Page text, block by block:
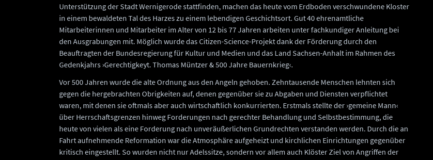
Unterstützung der Stadt Wernigerode stattfinden, machen das heute vom Erdboden verschwundene Kloster
in einem bewaldeten Tal des Harzes zu einem lebendigen Geschichtsort. Gut 40 ehrenamtliche
Mitarbeiterinnen und Mitarbeiter im Alter von 12 bis 77 Jahren arbeiten unter fachkundiger Anleitung bei
den Ausgrabungen mit. Möglich wurde das Citizen-Science-Projekt dank der Förderung durch den
Beauftragten der Bundesregierung für Kultur und Medien und das Land Sachsen-Anhalt im Rahmen des
Gedenkjahrs ›Gerechtigkeyt. Thomas Müntzer & 500 Jahre Bauernkrieg‹.
Vor 500 Jahren wurde die alte Ordnung aus den Angeln gehoben. Zehntausende Menschen lehnten sich
gegen die hergebrachten Obrigkeiten auf, denen gegenüber sie zu Abgaben und Diensten verpflichtet
waren, mit denen sie oftmals aber auch wirtschaftlich konkurrierten. Erstmals stellte der ›gemeine Mann‹
über Herrschaftsgrenzen hinweg Forderungen nach gerechter Behandlung und Selbstbestimmung, die
heute von vielen als eine Forderung nach unveräußerlichen Grundrechten verstanden werden. Durch die an
Fahrt aufnehmende Reformation war die Atmosphäre aufgeheizt und kirchlichen Einrichtungen gegenüber
kritisch eingestellt. So wurden nicht nur Adelssitze, sondern vor allem auch Klöster Ziel von Angriffen der